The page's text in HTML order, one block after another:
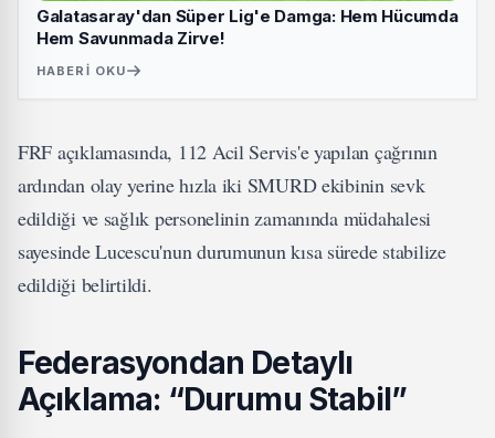
Galatasaray'dan Süper Lig'e Damga: Hem Hücumda
Hem Savunmada Zirve!
HABERI OKU
FRF açıklamasında, 112 Acil Servis'e yapılan çağrının
ardından olay yerine hızla iki SMURD ekibinin sevk
edildiği ve sağlık personelinin zamanında müdahalesi
sayesinde Lucescu'nun durumunun kısa sürede stabilize
edildiği belirtildi.
Federasyondan Detaylı
Açıklama: “Durumu Stabil”